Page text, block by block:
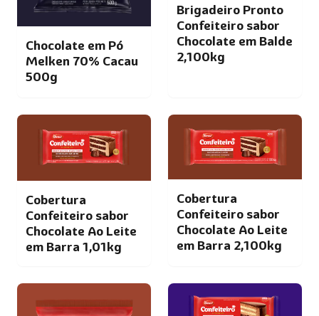
Chocolate em Pó
Melken 70% Cacau
500g
Brigadeiro Pronto
Confeiteiro sabor
Chocolate em Balde
2,100kg
Cobertura
Confeiteiro sabor
Chocolate Ao Leite
em Barra 1,01kg
Cobertura
Confeiteiro sabor
Chocolate Ao Leite
em Barra 2,100kg